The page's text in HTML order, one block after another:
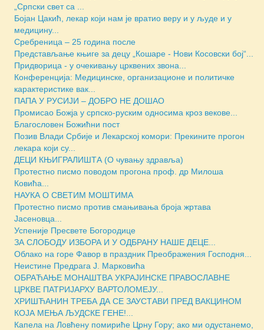
„Српски свет са ...
Бојан Цакић, лекар који нам је вратио веру и у људе и у
медицину...
Сребреница – 25 година после
Представљање књиге за децу „Кошаре - Нови Косовски бој“...
Придворица - у очекивању црквених звона...
Конференција: Медицинске, организационе и политичке
карактеристике вак...
ПАПА У РУСИЈИ – ДОБРО НЕ ДОШАО
Промисао Божја у српско-руским односима кроз векове...
Благословен Божићни пост
Позив Влади Србије и Лекарској комори: Прекините прогон
лекара који су...
ДЕЦИ КЊИГРАЛИШТА (О чувању здравља)
Протестно писмо поводом прогона проф. др Милоша
Ковића...
НАУКА О СВЕТИМ МОШТИМА
Протестно писмо против смањивања броја жртава
Јасеновца...
Успеније Пресвете Богородице
ЗА СЛОБОДУ ИЗБОРА И У ОДБРАНУ НАШЕ ДЕЦЕ...
Облако на горе Фавор в праздник Преображения Господня...
Неистине Предрага Ј. Марковића
ОБРАЋАЊЕ МОНАШТВА УКРАЈИНСКЕ ПРАВОСЛАВНЕ
ЦРКВЕ ПАТРИЈАРХУ ВАРТОЛОМЕЈУ...
ХРИШЋАНИН ТРЕБА ДА СЕ ЗАУСТАВИ ПРЕД ВАКЦИНОМ
КОЈА МЕЊА ЉУДСКЕ ГЕНЕ!...
Капела на Ловћену помириће Црну Гору; ако ми одустанемо,